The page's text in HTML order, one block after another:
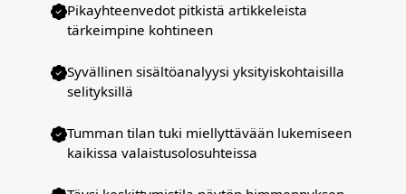
Pikayhteenvedot pitkistä artikkeleista
tärkeimpine kohtineen
Syvällinen sisältöanalyysi yksityiskohtaisilla
selityksillä
Tumman tilan tuki miellyttävään lukemiseen
kaikissa valaistusolosuhteissa